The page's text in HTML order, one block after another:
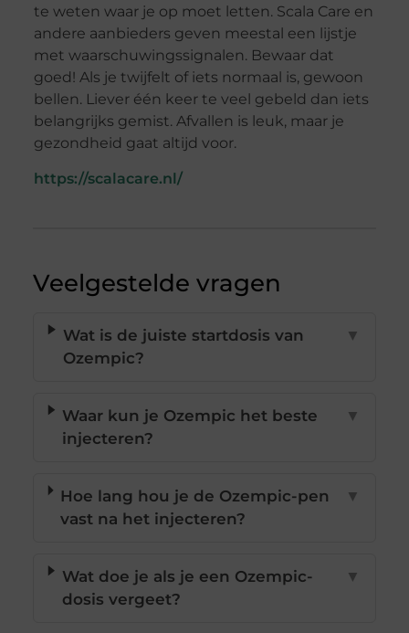
te weten waar je op moet letten. Scala Care en
andere aanbieders geven meestal een lijstje
met waarschuwingssignalen. Bewaar dat
goed! Als je twijfelt of iets normaal is, gewoon
bellen. Liever één keer te veel gebeld dan iets
belangrijks gemist. Afvallen is leuk, maar je
gezondheid gaat altijd voor.
https://scalacare.nl/
Veelgestelde vragen
Wat is de juiste startdosis van
Ozempic?
▼
Waar kun je Ozempic het beste
injecteren?
▼
Hoe lang hou je de Ozempic-pen
vast na het injecteren?
▼
Wat doe je als je een Ozempic-
dosis vergeet?
▼